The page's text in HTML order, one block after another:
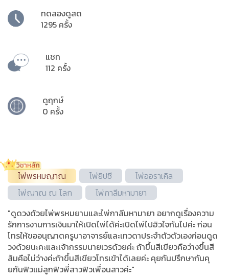
ทดลองดูสด
1295 ครั้ง
แชท
112 ครั้ง
ดูฤกษ์
0 ครั้ง
ไพ่พรหมญาณ ไพ่ยิปซี
ไพ่ออราเคิล
ไพ่ญาณ ณ โลก
ไพ่กาลีมหามายา
"ดูดวงด้วยไพ่พรหมยานและไพ่กาลีมหามายา อยากดูเรื่องความ
รักการงานการเงินมาให้เปิดไพ่ได้ค่ะเปิดไพ่ไปฮิวใจกันไปค่ะ ก่อน
โทรให้ขออนุญาตครูบาอาจารย์และเทวดาประจำตัวตัวเองก่อนดูด
วงด้วยนะคะและเจ้ากรรมนายเวรด้วยค่ะ ถ้าขึ้นสีเขียวคือว่างขึ้นสี
ส้มคือไม่ว่างค่ะถ้าขึ้นสีเขียวโทรเข้าได้เลยค่ะ คุยกันปรึกษากันคุ
ยกันฟิวแม่ลูกฟิวพี่สาวฟิวเพื่อนสาวค่ะ"